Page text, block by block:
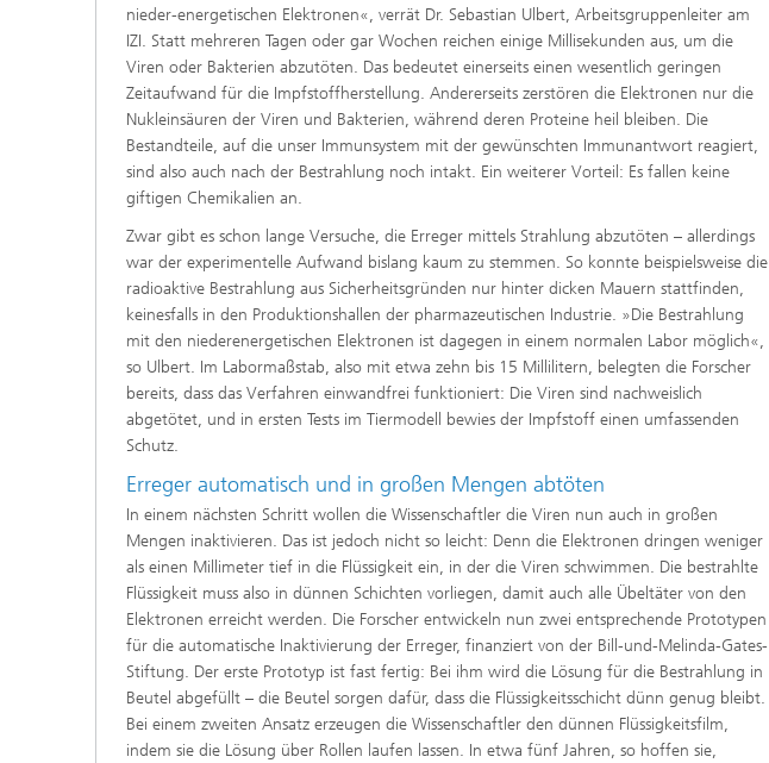
nieder-energetischen Elektronen«, verrät Dr. Sebastian Ulbert, Arbeitsgruppenleiter am
IZI. Statt mehreren Tagen oder gar Wochen reichen einige Millisekunden aus, um die
Viren oder Bakterien abzutöten. Das bedeutet einerseits einen wesentlich geringen
Zeitaufwand für die Impfstoffherstellung. Andererseits zerstören die Elektronen nur die
Nukleinsäuren der Viren und Bakterien, während deren Proteine heil bleiben. Die
Bestandteile, auf die unser Immunsystem mit der gewünschten Immunantwort reagiert,
sind also auch nach der Bestrahlung noch intakt. Ein weiterer Vorteil: Es fallen keine
giftigen Chemikalien an.
Zwar gibt es schon lange Versuche, die Erreger mittels Strahlung abzutöten – allerdings
war der experimentelle Aufwand bislang kaum zu stemmen. So konnte beispielsweise die
radioaktive Bestrahlung aus Sicherheitsgründen nur hinter dicken Mauern stattfinden,
keinesfalls in den Produktionshallen der pharmazeutischen Industrie. »Die Bestrahlung
mit den niederenergetischen Elektronen ist dagegen in einem normalen Labor möglich«,
so Ulbert. Im Labormaßstab, also mit etwa zehn bis 15 Millilitern, belegten die Forscher
bereits, dass das Verfahren einwandfrei funktioniert: Die Viren sind nachweislich
abgetötet, und in ersten Tests im Tiermodell bewies der Impfstoff einen umfassenden
Schutz.
Erreger automatisch und in großen Mengen abtöten
In einem nächsten Schritt wollen die Wissenschaftler die Viren nun auch in großen
Mengen inaktivieren. Das ist jedoch nicht so leicht: Denn die Elektronen dringen weniger
als einen Millimeter tief in die Flüssigkeit ein, in der die Viren schwimmen. Die bestrahlte
Flüssigkeit muss also in dünnen Schichten vorliegen, damit auch alle Übeltäter von den
Elektronen erreicht werden. Die Forscher entwickeln nun zwei entsprechende Prototypen
für die automatische Inaktivierung der Erreger, finanziert von der Bill-und-Melinda-Gates-
Stiftung. Der erste Prototyp ist fast fertig: Bei ihm wird die Lösung für die Bestrahlung in
Beutel abgefüllt – die Beutel sorgen dafür, dass die Flüssigkeitsschicht dünn genug bleibt.
Bei einem zweiten Ansatz erzeugen die Wissenschaftler den dünnen Flüssigkeitsfilm,
indem sie die Lösung über Rollen laufen lassen. In etwa fünf Jahren, so hoffen sie,